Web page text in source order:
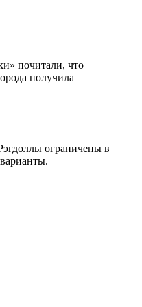
почитали, что
получила
ограничены в